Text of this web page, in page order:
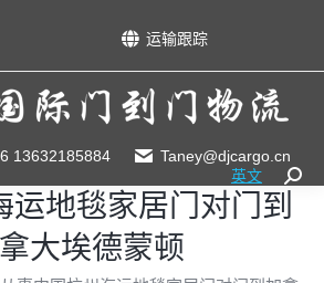
运输跟踪
13632185884
Taney@djcargo.cn
英文
运地毯家居门对门到
大埃德蒙顿